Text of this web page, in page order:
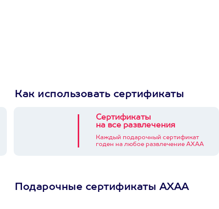
Как использовать сертификаты
Сертификаты
на все развлечения
Каждый подарочный сертификат
годен на любое развлечение АХАА
Подарочные сертификаты АХАА